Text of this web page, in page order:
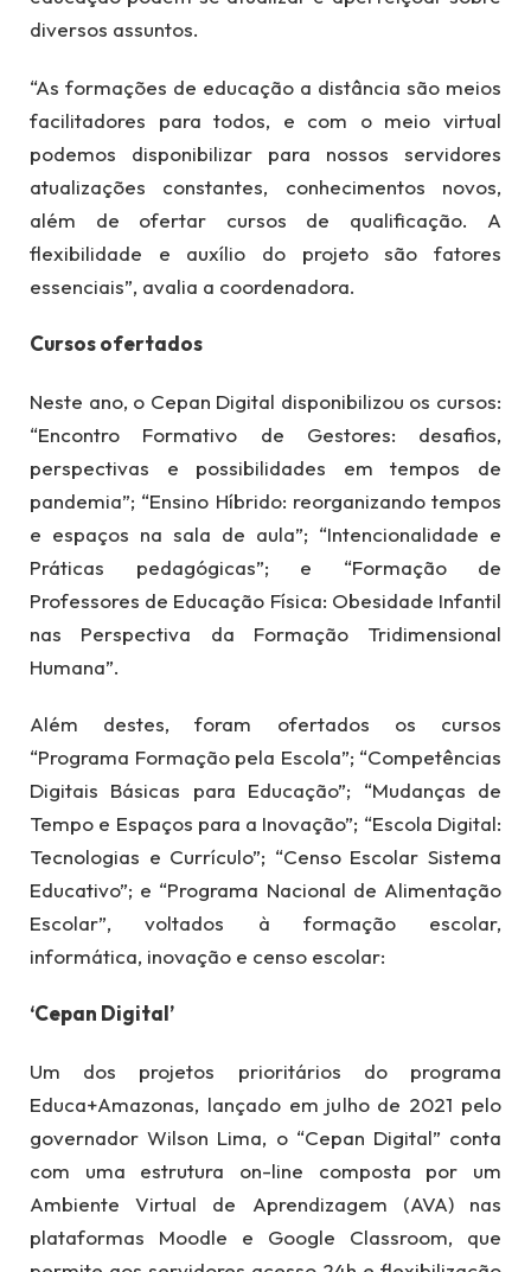
diversos assuntos.
“As formações de educação a distância são meios
facilitadores para todos, e com o meio virtual
podemos disponibilizar para nossos servidores
atualizações constantes, conhecimentos novos,
além de ofertar cursos de qualificação. A
flexibilidade e auxílio do projeto são fatores
essenciais”, avalia a coordenadora.
Cursos ofertados
Neste ano, o Cepan Digital disponibilizou os cursos:
“Encontro Formativo de Gestores: desafios,
perspectivas e possibilidades em tempos de
pandemia”; “Ensino Híbrido: reorganizando tempos
e espaços na sala de aula”; “Intencionalidade e
Práticas pedagógicas”; e “Formação de
Professores de Educação Física: Obesidade Infantil
nas Perspectiva da Formação Tridimensional
Humana”.
Além destes, foram ofertados os cursos
“Programa Formação pela Escola”; “Competências
Digitais Básicas para Educação”; “Mudanças de
Tempo e Espaços para a Inovação”; “Escola Digital:
Tecnologias e Currículo”; “Censo Escolar Sistema
Educativo”; e “Programa Nacional de Alimentação
Escolar”, voltados à formação escolar,
informática, inovação e censo escolar:
‘Cepan Digital’
Um dos projetos prioritários do programa
Educa+Amazonas, lançado em julho de 2021 pelo
governador Wilson Lima, o “Cepan Digital” conta
com uma estrutura on-line composta por um
Ambiente Virtual de Aprendizagem (AVA) nas
plataformas Moodle e Google Classroom, que